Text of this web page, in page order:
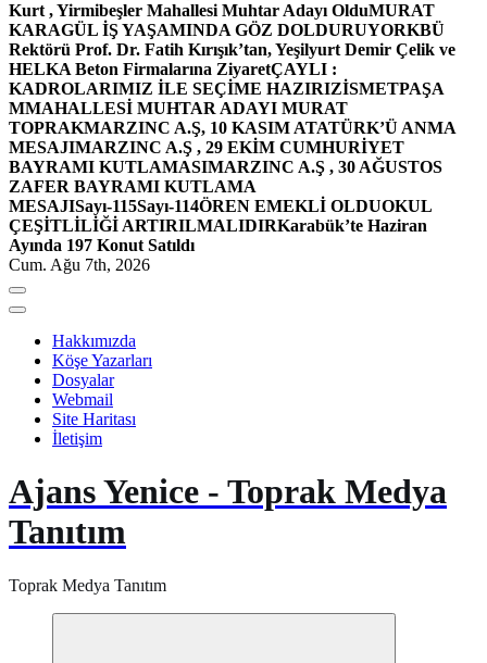
Kurt , Yirmibeşler Mahallesi Muhtar Adayı OlduMURAT
KARAGÜL İŞ YAŞAMINDA GÖZ DOLDURUYORKBÜ
Rektörü Prof. Dr. Fatih Kırışık’tan, Yeşilyurt Demir Çelik ve
HELKA Beton Firmalarına ZiyaretÇAYLI :
KADROLARIMIZ İLE SEÇİME HAZIRIZİSMETPAŞA
MMAHALLESİ MUHTAR ADAYI MURAT
TOPRAKMARZINC A.Ş, 10 KASIM ATATÜRK’Ü ANMA
MESAJIMARZINC A.Ş , 29 EKİM CUMHURİYET
BAYRAMI KUTLAMASIMARZINC A.Ş , 30 AĞUSTOS
ZAFER BAYRAMI KUTLAMA
MESAJISayı-115Sayı-114ÖREN EMEKLİ OLDUOKUL
ÇEŞİTLİLİĞİ ARTIRILMALIDIRKarabük’te Haziran
Ayında 197 Konut Satıldı
Cum. Ağu 7th, 2026
Hakkımızda
Köşe Yazarları
Dosyalar
Webmail
Site Haritası
İletişim
Ajans Yenice - Toprak Medya
Tanıtım
Toprak Medya Tanıtım